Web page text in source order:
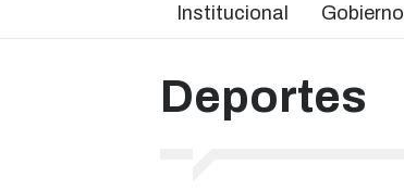
Institucional Gobierno
Deportes